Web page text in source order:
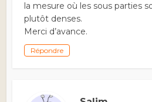
la mesure où les sous parties
plutôt denses.
Merci d’avance.
Répondre